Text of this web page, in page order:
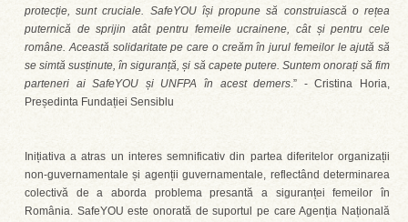
protecție, sunt cruciale. SafeYOU își propune să construiască o rețea
puternică de sprijin atât pentru femeile ucrainene, cât și pentru cele
române. Această solidaritate pe care o creăm în jurul femeilor le ajută să
se simtă susținute, în siguranță, și să capete putere. Suntem onorați să fim
parteneri ai SafeYOU și UNFPA în acest demers.” - Cristina Horia,
Președinta Fundației Sensiblu
Inițiativa a atras un interes semnificativ din partea diferitelor organizații
non-guvernamentale și agenții guvernamentale, reflectând determinarea
colectivă de a aborda problema presantă a siguranței femeilor în
România. SafeYOU este onorată de suportul pe care Agenția Națională